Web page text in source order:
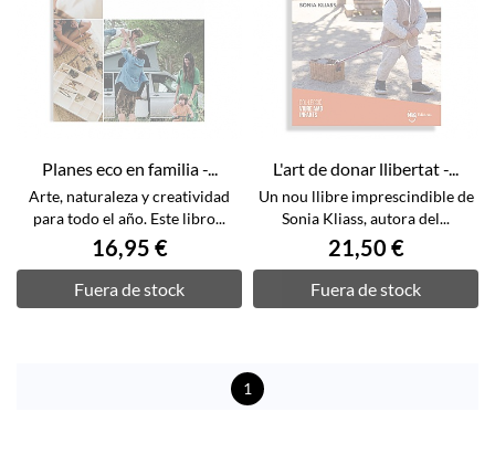
Planes eco en familia -...
Arte, naturaleza y creatividad
para todo el año. Este libro...
16,95 €
Fuera de stock
L'art de donar llibertat -...
Un nou llibre imprescindible de
Sonia Kliass, autora del...
21,50 €
Fuera de stock
1